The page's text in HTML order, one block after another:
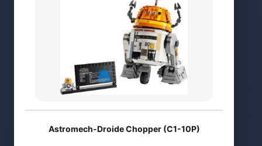
Astromech-Droide Chopper (C1-10P)